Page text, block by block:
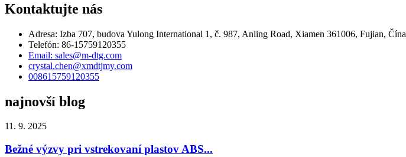
Kontaktujte nás
Adresa: Izba 707, budova Yulong International 1, č. 987, Anling Road, Xiamen 361006, Fujian, Čína
Telefón: 86-15759120355
Email: sales@m-dtg.com
crystal.chen@xmdtjmy.com
008615759120355
najnovší blog
11. 9. 2025
Bežné výzvy pri vstrekovaní plastov ABS...